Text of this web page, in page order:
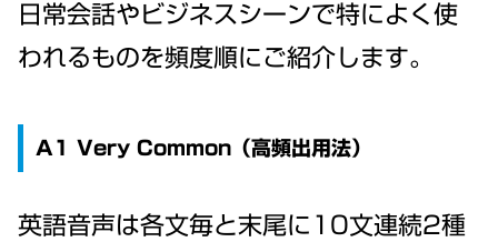
日常会話やビジネスシーンで特によく使
われるものを頻度順にご紹介します。
A1 Very Common（高頻出用法）
英語音声は各文毎と末尾に10文連続2種